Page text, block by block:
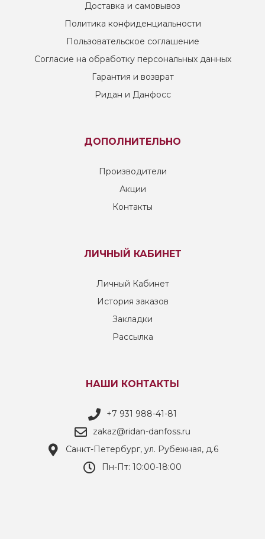
Доставка и самовывоз
Политика конфиденциальности
Пользовательское соглашение
Согласие на обработку персональных данных
Гарантия и возврат
Ридан и Данфосс
ДОПОЛНИТЕЛЬНО
Производители
Акции
Контакты
ЛИЧНЫЙ КАБИНЕТ
Личный Кабинет
История заказов
Закладки
Рассылка
НАШИ КОНТАКТЫ
+7 931 988-41-81
zakaz@ridan-danfoss.ru
Санкт-Петербург, ул. Рубежная, д.6
Пн-Пт: 10:00-18:00